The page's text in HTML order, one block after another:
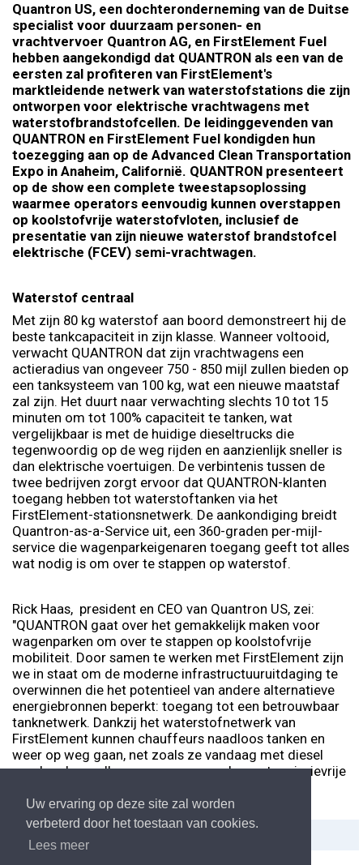
Uw ervaring op deze site zal worden
verbeterd door het toestaan van cookies.
Lees meer
Quantron US, een dochteronderneming van de Duitse
specialist voor duurzaam personen- en
vrachtvervoer Quantron AG, en FirstElement Fuel
hebben aangekondigd dat QUANTRON als een van de
eersten zal profiteren van FirstElement's
marktleidende netwerk van waterstofstations die zijn
ontworpen voor elektrische vrachtwagens met
waterstofbrandstofcellen. De leidinggevenden van
QUANTRON en FirstElement Fuel kondigden hun
toezegging aan op de Advanced Clean Transportation
Expo in Anaheim, Californië. QUANTRON presenteert
op de show een complete tweestapsoplossing
waarmee operators eenvoudig kunnen overstappen
op koolstofvrije waterstofvloten, inclusief de
presentatie van zijn nieuwe waterstof brandstofcel
elektrische (FCEV) semi-vrachtwagen.
Waterstof centraal
Met zijn 80 kg waterstof aan boord demonstreert hij de
beste tankcapaciteit in zijn klasse. Wanneer voltooid,
verwacht QUANTRON dat zijn vrachtwagens een
actieradius van ongeveer 750 - 850 mijl zullen bieden op
een tanksysteem van 100 kg, wat een nieuwe maatstaf
zal zijn. Het duurt naar verwachting slechts 10 tot 15
minuten om tot 100% capaciteit te tanken, wat
vergelijkbaar is met de huidige dieseltrucks die
tegenwoordig op de weg rijden en aanzienlijk sneller is
dan elektrische voertuigen. De verbintenis tussen de
twee bedrijven zorgt ervoor dat QUANTRON-klanten
toegang hebben tot waterstoftanken via het
FirstElement-stationsnetwerk. De aankondiging breidt
Quantron-as-a-Service uit, een 360-graden per-mijl-
service die wagenparkeigenaren toegang geeft tot alles
wat nodig is om over te stappen op waterstof.
Rick Haas, president en CEO van Quantron US, zei:
"QUANTRON gaat over het gemakkelijk maken voor
wagenparken om over te stappen op koolstofvrije
mobiliteit. Door samen te werken met FirstElement zijn
we in staat om de moderne infrastructuuruitdaging te
overwinnen die het potentieel van andere alternatieve
energiebronnen beperkt: toegang tot een betrouwbaar
tanknetwerk. Dankzij het waterstofnetwerk van
FirstElement kunnen chauffeurs naadloos tanken en
weer op weg gaan, net zoals ze vandaag met diesel
zouden doen, alleen gaan ze nu verder met emissievrije